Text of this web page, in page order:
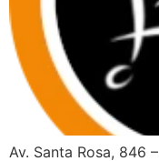
Av. Santa Rosa, 846